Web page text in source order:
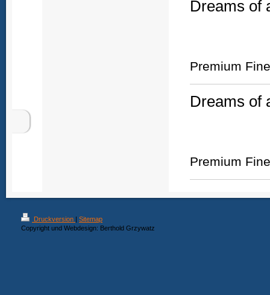
Dreams of
Premium
Dreams of
Premium
Druckversion | Sitemap
Copyright und Webdesign: Berthold Grzywatz